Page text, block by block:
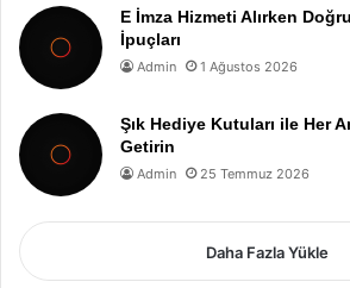
E İmza Hizmeti Alırken
İpuçları
Admin 1 Ağustos 2026
Şık Hediye Kutuları ile Her
Getirin
Admin 25 Temmuz 2026
Daha Fazla Yükle